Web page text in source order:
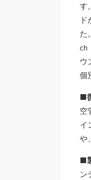
す
た
ch
ウ
個
■
空
イ
や
■
ン